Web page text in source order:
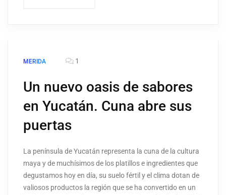
MERIDA 1
Un nuevo oasis de sabores
en Yucatán. Cuna abre sus
puertas
La península de Yucatán representa la cuna de la cultura
maya y de muchísimos de los platillos e ingredientes que
degustamos hoy en día, su suelo fértil y el clima dotan de
valiosos productos la región que se ha convertido en un